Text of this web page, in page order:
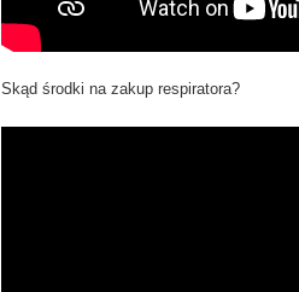
Skąd środki na zakup respiratora?